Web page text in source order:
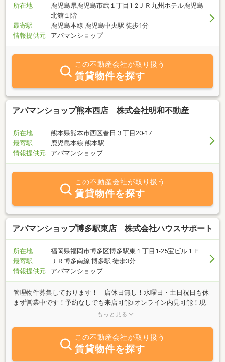
所在地
鹿児島県鹿児島市武１丁目1-2ＪＲ九州ホテル鹿児島
北館１階
最寄駅
鹿児島本線 鹿児島中央駅 徒歩1分
情報提供元
アパマンショップ
この不動産会社が取り扱う
賃貸物件を探す
アパマンショップ熊本西店 株式会社明和不動産
所在地
熊本県熊本市西区春日３丁目20-17
最寄駅
鹿児島本線 熊本駅
情報提供元
アパマンショップ
この不動産会社が取り扱う
賃貸物件を探す
アパマンショップ博多駅東店 株式会社ハウスサポート
所在地
福岡県福岡市博多区博多駅東１丁目1-25宝ビル１Ｆ
最寄駅
ＪＲ博多南線 博多駅 徒歩3分
情報提供元
アパマンショップ
管理物件募集しております！ 店休日無し！水曜日・土日祝日も休
まず営業中です！予約なしでも来店可能♪オンライン内見可能！現
地待ち合わせも可能♪女性スタッフ在籍しています。売買・テナン
貸住宅メンテナンス主任者も在籍中。
もっと見る
この不動産会社が取り扱う
賃貸物件を探す